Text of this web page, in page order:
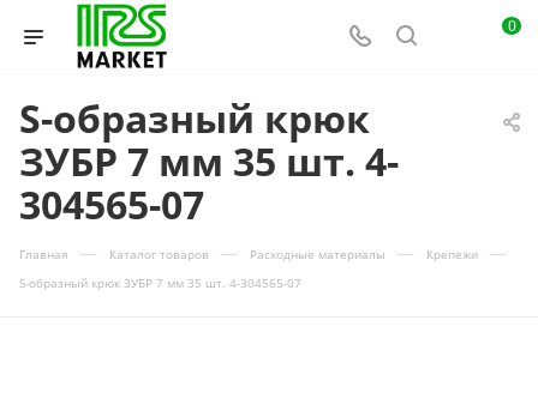
0
S-образный крюк
ЗУБР 7 мм 35 шт. 4-
304565-07
Главная — Каталог товаров — Расходные материалы — Крепежи —
S-образный крюк ЗУБР 7 мм 35 шт. 4-304565-07